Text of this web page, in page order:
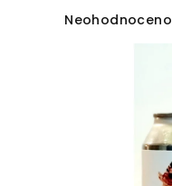
Průměrné
Neohodnoceno